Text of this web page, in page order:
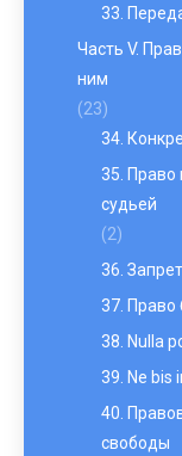
33.
Часть V.
ним
(23)
34.
35. Право
судьей
(2)
36.
37. Право
38. Nulla
39. Ne bis
40.
свободы